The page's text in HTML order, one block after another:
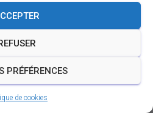
PRÉFÉRENCES
de cookies
SUR INSTAGRAM